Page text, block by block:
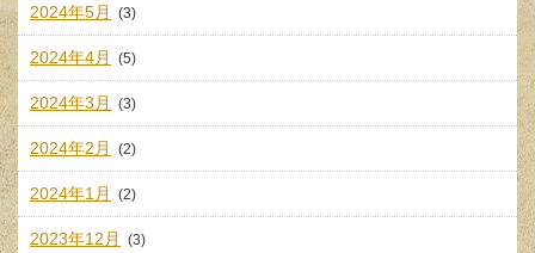
2024年5月 (3)
2024年4月 (5)
2024年3月 (3)
2024年2月 (2)
2024年1月 (2)
2023年12月 (3)